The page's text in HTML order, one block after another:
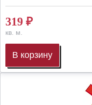
319 ₽
кв. м.
В корзину